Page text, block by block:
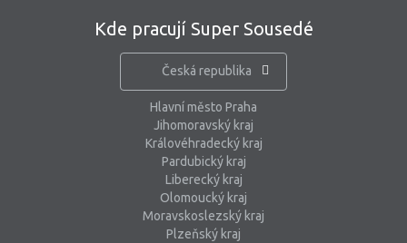
Kde pracují Super Sousedé
Česká republika
Hlavní město Praha
Jihomoravský kraj
Královéhradecký kraj
Pardubický kraj
Liberecký kraj
Olomoucký kraj
Moravskoslezský kraj
Plzeňský kraj